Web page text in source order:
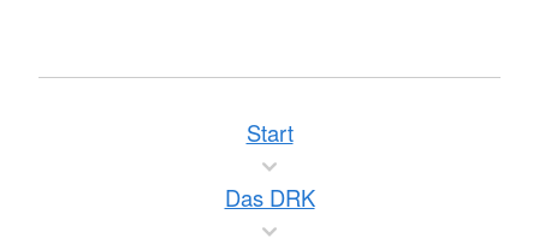
Start
Das DRK